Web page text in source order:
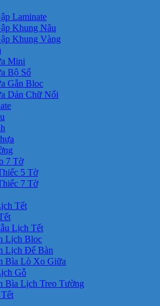
Laminate
Khung Nâu
Khung Vàng
Mini
Bộ Số
Gắn Bloc
Dán Chữ Nổi
7 Tờ
5 Tờ
7 Tờ
Tết
Lịch Tết
Lịch Bloc
Lịch Để Bàn
Bìa Lò Xo Giữa
Gỗ
Bìa Lịch Treo Tường